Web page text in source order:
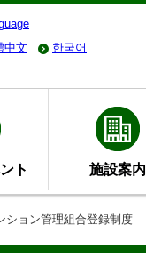
中文 한국어
ト 施設案内
ション管理組合登録制度